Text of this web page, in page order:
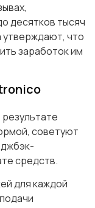
десятков тысяч
утверждают, что
заработок им
советуют
средств.
для каждой